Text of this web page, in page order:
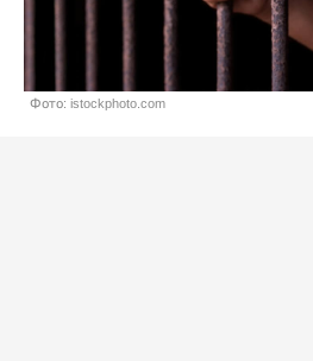
Фото: istockphoto.com